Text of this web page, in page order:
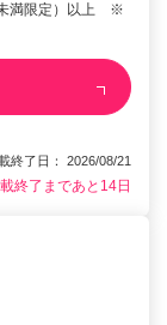
未満限定）以上 ※
了日： 2026/08/21
終了まであと14日